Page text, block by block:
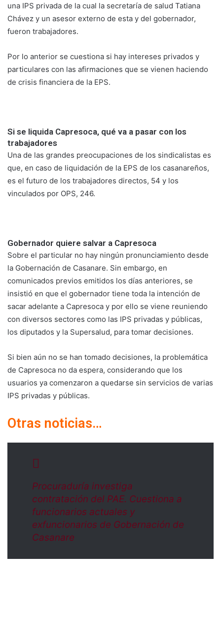
una IPS privada de la cual la secretaría de salud Tatiana
Chávez y un asesor externo de esta y del gobernador,
fueron trabajadores.
Por lo anterior se cuestiona si hay intereses privados y
particulares con las afirmaciones que se vienen haciendo
de crisis financiera de la EPS.
Si se liquida Capresoca, qué va a pasar con los
trabajadores
Una de las grandes preocupaciones de los sindicalistas es
que, en caso de liquidación de la EPS de los casanareños,
es el futuro de los trabajadores directos, 54 y los
vinculados por OPS, 246.
Gobernador quiere salvar a Capresoca
Sobre el particular no hay ningún pronunciamiento desde
la Gobernación de Casanare. Sin embargo, en
comunicados previos emitidos los días anteriores, se
insistió en que el gobernador tiene toda la intención de
sacar adelante a Capresoca y por ello se viene reuniendo
con diversos sectores como las IPS privadas y públicas,
los diputados y la Supersalud, para tomar decisiones.
Si bien aún no se han tomado decisiones, la problemática
de Capresoca no da espera, considerando que los
usuarios ya comenzaron a quedarse sin servicios de varias
IPS privadas y públicas.
Otras noticias…
Procuraduría investiga
contratación del PAE. Cuestiona a
funcionarios actuales y
exfuncionarios de Gobernación de
Casanare